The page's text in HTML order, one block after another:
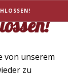
von unserem
zu